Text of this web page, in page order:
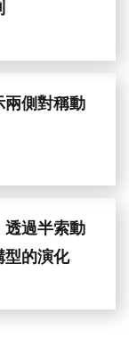
兩側對稱動
透過半索動
型的演化